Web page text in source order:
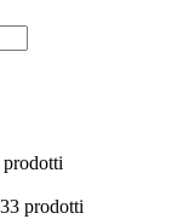
prodotti
33 prodotti